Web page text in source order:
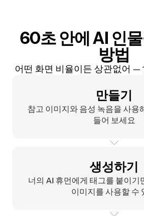
60초 안에 AI 인
방법
어떤 화면 비율이든 상관없어 —
만들기
참고 이미지와 음성 녹음을 사용
들어 보세요
생성하기
너의 AI 휴먼에게 태그를 붙이기
이미지를 사용할 수